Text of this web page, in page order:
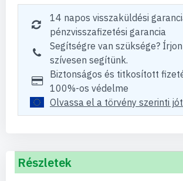
14 napos visszaküldési
pénzvisszafizetési garancia
Segítségre van szüksége?
szívesen segítünk.
Biztonságos és titkosított
100%-os védelme
Olvassa el a törvény szerinti
Részletek